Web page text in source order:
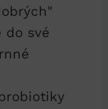
do své